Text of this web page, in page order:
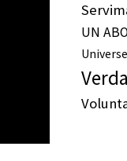
UN